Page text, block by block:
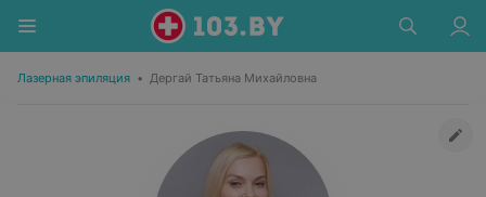
Лазерная эпиляция • Дергай Татьяна Михайловна